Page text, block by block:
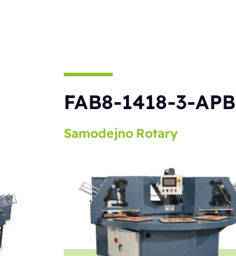
FAB8-1418-3-APB
Samodejno Rotary